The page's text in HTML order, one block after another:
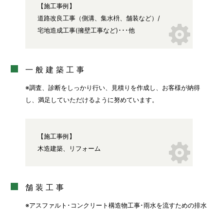
【施工事例】
道路改良工事（側溝、集水枡、舗装など）/
宅地造成工事(擁壁工事など)･･･他
一般建築工事
※調査、診断をしっかり行い、見積りを作成し、お客様が納得
し、満足していただけるように努めています。
【施工事例】
木造建築、リフォーム
舗装工事
※アスファルト･コンクリート構造物工事･雨水を流すための排水